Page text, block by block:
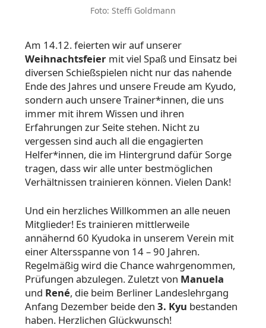
Foto: Steffi Goldmann
Am 14.12. feierten wir auf unserer
Weihnachtsfeier mit viel Spaß und Einsatz bei
diversen Schießspielen nicht nur das nahende
Ende des Jahres und unsere Freude am Kyudo,
sondern auch unsere Trainer*innen, die uns
immer mit ihrem Wissen und ihren
Erfahrungen zur Seite stehen. Nicht zu
vergessen sind auch all die engagierten
Helfer*innen, die im Hintergrund dafür Sorge
tragen, dass wir alle unter bestmöglichen
Verhältnissen trainieren können. Vielen Dank!
Und ein herzliches Willkommen an alle neuen
Mitglieder! Es trainieren mittlerweile
annähernd 60 Kyudoka in unserem Verein mit
einer Altersspanne von 14 – 90 Jahren.
Regelmäßig wird die Chance wahrgenommen,
Prüfungen abzulegen. Zuletzt von Manuela
und René, die beim Berliner Landeslehrgang
Anfang Dezember beide den 3. Kyu bestanden
haben. Herzlichen Glückwunsch!